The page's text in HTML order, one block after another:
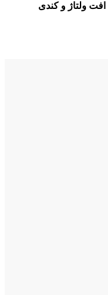
افت ولتاژ و کندی